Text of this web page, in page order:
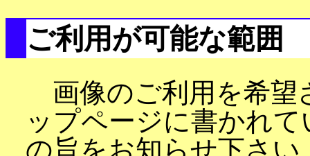
ご利用が可能な範囲
画像のご利用を希望
ップページに書かれ
の旨をお知らせ下さ